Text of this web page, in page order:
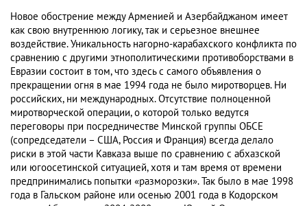
Новое обострение между Арменией и Азербайджаном имеет
как свою внутреннюю логику, так и серьезное внешнее
воздействие. Уникальность нагорно-карабахского конфликта по
сравнению с другими этнополитическими противоборствами в
Евразии состоит в том, что здесь с самого объявления о
прекращении огня в мае 1994 года не было миротворцев. Ни
российских, ни международных. Отсутствие полноценной
миротворческой операции, о которой только ведутся
переговоры при посредничестве Минской группы ОБСЕ
(сопредседатели – США, Россия и Франция) всегда делало
риски в этой части Кавказа выше по сравнению с абхазской
или югоосетинской ситуацией, хотя и там время от времени
предпринимались попытки «разморозки». Так было в мае 1998
года в Гальском районе или осенью 2001 года в Кодорском